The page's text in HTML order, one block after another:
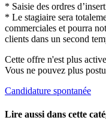
* Saisie des ordres
* Le stagiaire sera
commerciales et pourra
clients dans un second
Cette offre n'est plus active
Vous ne pouvez plus
Candidature spontanée
Lire aussi dans cette